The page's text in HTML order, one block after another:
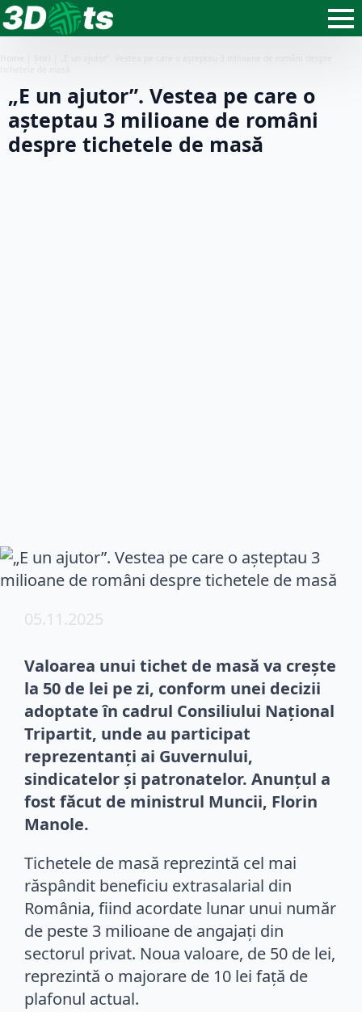
„E un ajutor”. Vestea pe care o
așteptau 3 milioane de români
despre tichetele de masă
05.11.2025
Valoarea unui tichet de masă va crește
la 50 de lei pe zi, conform unei decizii
adoptate în cadrul Consiliului Național
Tripartit, unde au participat
reprezentanți ai Guvernului,
sindicatelor și patronatelor. Anunțul a
fost făcut de ministrul Muncii, Florin
Manole.
Tichetele de masă reprezintă cel mai
răspândit beneficiu extrasalarial din
România, fiind acordate lunar unui număr
de peste 3 milioane de angajați din
sectorul privat. Noua valoare, de 50 de lei,
reprezintă o majorare de 10 lei față de
plafonul actual.